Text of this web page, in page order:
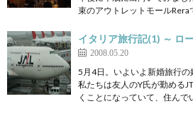
束のアウトレットモール
イタリア旅行記(1) ～ ロ
2008.05.20
5月4日。いよいよ新婚旅行の
私たちは友人のY氏が勤める
くことになっていて、住ん